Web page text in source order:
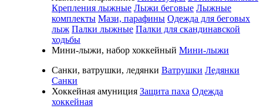
Крепления лыжные Лыжи беговые Лыжные
комплекты Мази, парафины Одежда для беговых
лыж Палки лыжные Палки для скандинавской
ходьбы
Мини-лыжи, набор хоккейный Мини-лыжи
Санки, ватрушки, ледянки Ватрушки Ледянки
Санки
Хоккейная амуниция Защита паха Одежда
хоккейная